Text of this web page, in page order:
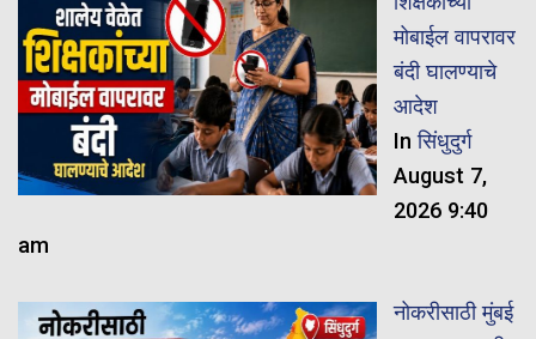
मोबाईल वापरावर
बंदी घालण्याचे
आदेश
Inसिंधुदुर्ग
August 7,
2026 9:40
am
नोकरीसाठी मुंबई